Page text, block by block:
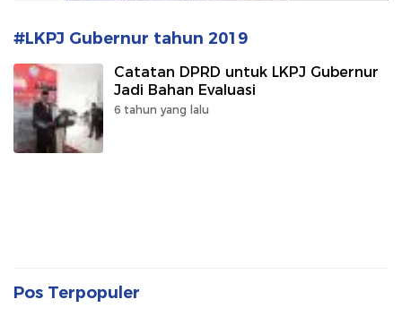
#LKPJ Gubernur tahun 2019
Catatan DPRD untuk LKPJ Gubernur
Jadi Bahan Evaluasi
6 tahun yang lalu
Pos Terpopuler